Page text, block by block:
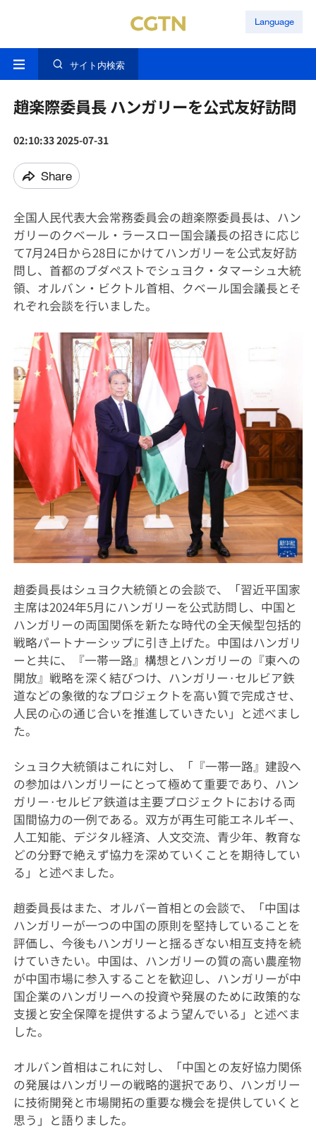
Language
サイト内検索
趙楽際委員長 ハンガリーを公式友好訪問
02:10:33 2025-07-31
Share
全国人民代表大会常務委員会の趙楽際委員長は、ハン
ガリーのクベール・ラースロー国会議長の招きに応じ
て7月24日から28日にかけてハンガリーを公式友好訪
問し、首都のブダペストでシュヨク・タマーシュ大統
領、オルバン・ビクトル首相、クベール国会議長とそ
れぞれ会談を行いました。
趙委員長はシュヨク大統領との会談で、「習近平国家
主席は2024年5月にハンガリーを公式訪問し、中国と
ハンガリーの両国関係を新たな時代の全天候型包括的
戦略パートナーシップに引き上げた。中国はハンガリ
ーと共に、『一帯一路』構想とハンガリーの『東への
開放』戦略を深く結びつけ、ハンガリー·セルビア鉄
道などの象徴的なプロジェクトを高い質で完成させ、
人民の心の通じ合いを推進していきたい」と述べまし
た。
シュヨク大統領はこれに対し、「『一帯一路』建設へ
の参加はハンガリーにとって極めて重要であり、ハン
ガリー·セルビア鉄道は主要プロジェクトにおける両
国間協力の一例である。双方が再生可能エネルギー、
人工知能、デジタル経済、人文交流、青少年、教育な
どの分野で絶えず協力を深めていくことを期待してい
る」と述べました。
趙委員長はまた、オルバー首相との会談で、「中国は
ハンガリーが一つの中国の原則を堅持していることを
評価し、今後もハンガリーと揺るぎない相互支持を続
けていきたい。中国は、ハンガリーの質の高い農産物
が中国市場に参入することを歓迎し、ハンガリーが中
国企業のハンガリーへの投資や発展のために政策的な
支援と安全保障を提供するよう望んでいる」と述べま
した。
オルバン首相はこれに対し、「中国との友好協力関係
の発展はハンガリーの戦略的選択であり、ハンガリー
に技術開発と市場開拓の重要な機会を提供していくと
思う」と語りました。